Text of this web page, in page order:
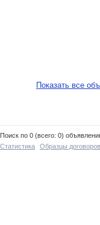
Показать все
Поиск по 0 (всего: 0)
Статистика
Образцы договоров